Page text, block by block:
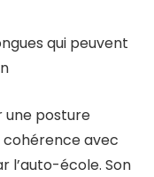
qui peuvent
une posture
cohérence avec
l’auto-école. Son